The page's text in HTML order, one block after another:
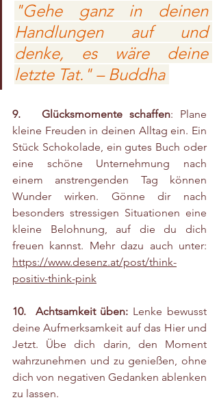
"Gehe ganz in deinen
Handlungen auf und
denke, es wäre deine
letzte Tat." – Buddha
9.   Glücksmomente schaffen: Plane
kleine Freuden in deinen Alltag ein. Ein
Stück Schokolade, ein gutes Buch oder
eine schöne Unternehmung nach
einem anstrengenden Tag können
Wunder wirken. Gönne dir nach
besonders stressigen Situationen eine
kleine Belohnung, auf die du dich
https://www.desenz.at/post/think-
positiv-think-pink
10.  Achtsamkeit üben: Lenke bewusst
deine Aufmerksamkeit auf das Hier und
Jetzt. Übe dich darin, den Moment
wahrzunehmen und zu genießen, ohne
dich von negativen Gedanken ablenken
zu lassen.